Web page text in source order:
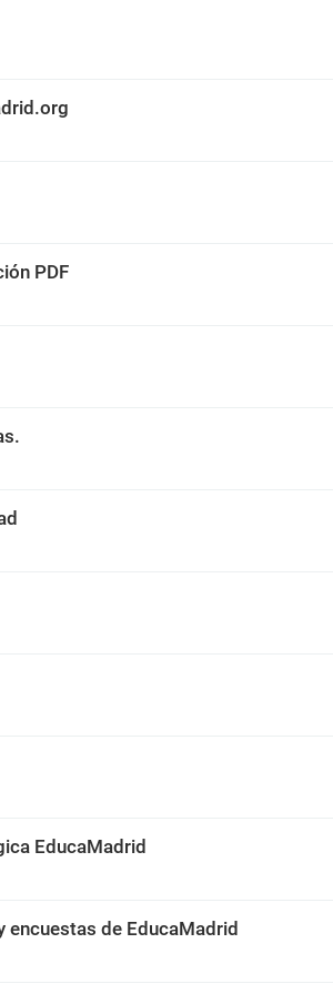
PDF
EducaMadrid
encuestas de EducaMadrid